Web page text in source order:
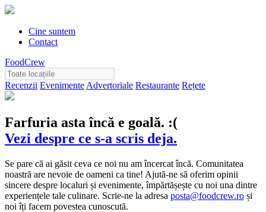
Cine suntem
Contact
FoodCrew
Recenzii Evenimente Advertoriale Restaurante Rețete
Farfuria asta încă e goală. :(
Vezi despre ce s-a scris deja.
Se pare că ai găsit ceva ce noi nu am încercat încă. Comunitatea
noastră are nevoie de oameni ca tine! Ajută-ne să oferim opinii
sincere despre localuri și evenimente, împărtășește cu noi una dintre
experiențele tale culinare. Scrie-ne la adresa posta@foodcrew.ro și
noi îți facem povestea cunoscută.